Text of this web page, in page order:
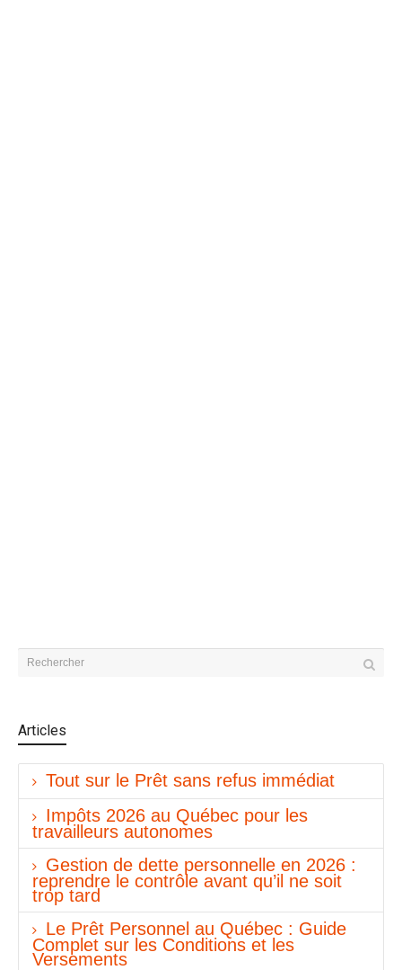
Articles
Tout sur le Prêt sans refus immédiat
Impôts 2026 au Québec pour les
travailleurs autonomes
Gestion de dette personnelle en 2026 :
reprendre le contrôle avant qu’il ne soit
trop tard
Le Prêt Personnel au Québec : Guide
Complet sur les Conditions et les
Versements